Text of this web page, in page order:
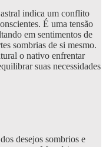
indica um conflito
É uma tensão
em sentimentos de
sombrias de si mesmo.
o nativo enfrentar
suas necessidades
desejos sombrios e